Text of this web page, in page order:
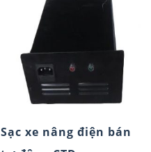
Sạc xe nâng điện bán